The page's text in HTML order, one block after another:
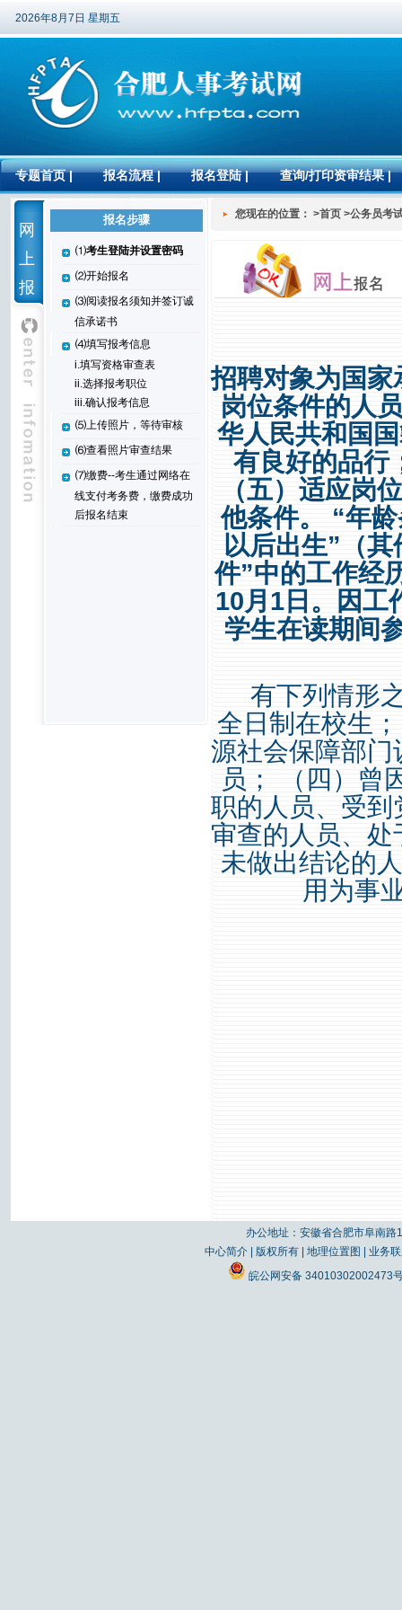
2026年8月7日 星期五
专题首页 | 报名流程| 报名登陆 | 查询/打印资审结果|
网
上
报
名
报名步骤
⑴考生登陆并设置密码
⑵开始报名
⑶阅读报名须知并签订诚
信承诺书
⑷填写报考信息
i.填写资格审查表
ii.选择报考职位
iii.确认报考信息
⑸上传照片，等待审核
⑹查看照片审查结果
⑺缴费--考生通过网络在
线支付考务费，缴费成功
后报名结束
您现在的位置： >首页 >公务员考
招聘对象为国
岗位条件的人
华人民共和国
有良好的品行
（五）适应岗
他条件。 “年
以后出生”（
件”中的工作经
10月1日。因工
学生在读期间
有下列情形之
全日制在校生
源社会保障部
员； （四）曾
职的人员、受
审查的人员、
未做出结论的
用为事
办公地址：安徽省合肥市阜南
中心简介| 版权所有| 地理位置图
业务
皖公网安备 34010302002473